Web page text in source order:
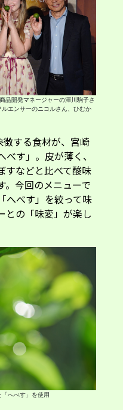
品開発マネージャーの渾川駒子さ
エンサーのニコルさん、ひむか
徴する食材が、宮崎
す」。皮が薄く、
すなどと比べて酸味
。今回のメニューで
へべす」を絞って味
との「味変」が楽し
へべす」を使用